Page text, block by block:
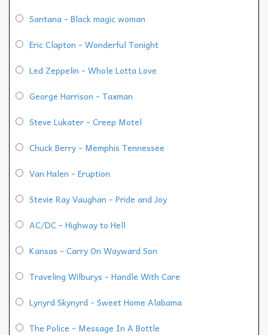
Santana - Black magic woman
Eric Clapton - Wonderful Tonight
Led Zeppelin - Whole Lotta Love
George Harrison - Taxman
Steve Lukater - Creep Motel
Chuck Berry - Memphis Tennessee
Van Halen - Eruption
Stevie Ray Vaughan - Pride and Joy
AC/DC - Highway to Hell
Kansas - Carry On Wayward Son
Traveling Wilburys - Handle With Care
Lynyrd Skynyrd - Sweet Home Alabama
The Police - Message In A Bottle